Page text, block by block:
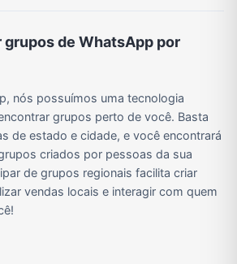
Shitpost
Grupos de WhatsApp de Now United Grupos de Sinais Blaze no WhatsApp Grupos de Apostas Esportivas no WhatsApp
de WhatsApp por
nós possuímos uma tecnologia
grupos perto de você. Basta
de estado e cidade, e você encontrará
criados por pessoas da sua
de grupos regionais facilita criar
vendas locais e interagir com quem